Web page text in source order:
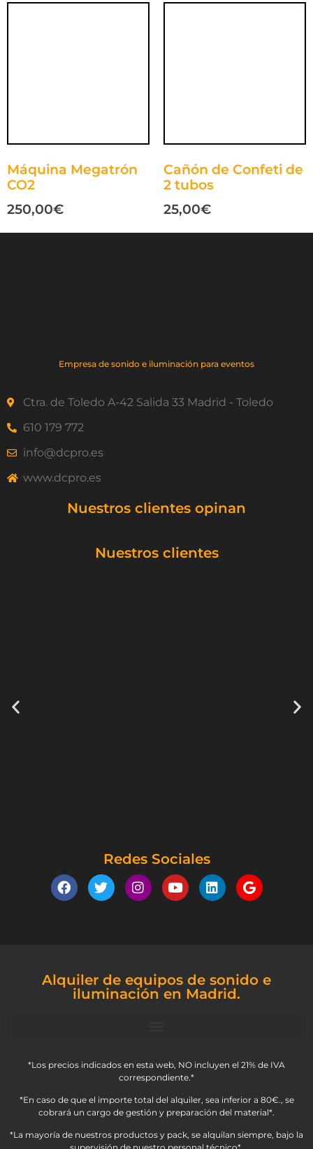
Máquina Megatrón
CO2
250,00€
Cañón de Confeti de
2 tubos
25,00€
Empresa de sonido e iluminación para eventos
Ctra. de Toledo A-42 Salida 33 Madrid - Toledo
610 179 772
info@dcpro.es
www.dcpro.es
Nuestros clientes opinan
Nuestros clientes
Redes Sociales
Alquiler de equipos de sonido e
iluminación en Madrid.
*Los precios indicados en esta web, NO incluyen el 21% de IVA
correspondiente.*
*En caso de que el importe total del alquiler, sea inferior a 80€., se
cobrará un cargo de gestión y preparación del material*.
*La mayoría de nuestros productos y pack, se alquilan siempre, bajo la